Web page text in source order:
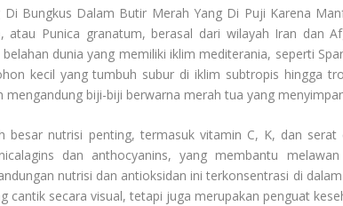
Bungkus Dalam Butir Merah Yang Di Puji Karena
atau Punica granatum, berasal dari wilayah Iran dan
dunia yang memiliki iklim mediterania, seperti
kecil yang tumbuh subur di iklim subtropis hingga
mengandung biji-biji berwarna merah tua yang
besar nutrisi penting, termasuk vitamin C, K, dan
dan anthocyanins, yang membantu
nutrisi dan antioksidan ini terkonsentrasi di
cantik secara visual, tetapi juga merupakan penguat